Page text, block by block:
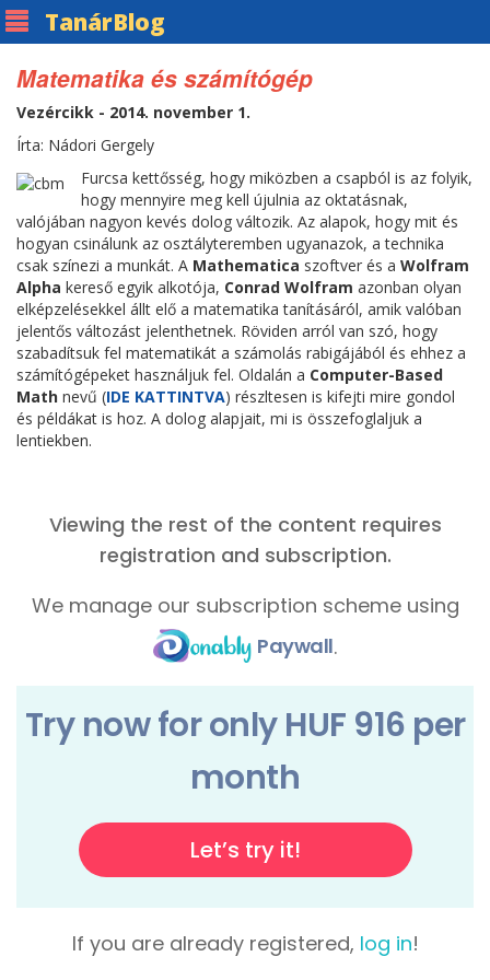
TanárBlog
Matematika és számítógép
Vezércikk - 2014. november 1.
Írta: Nádori Gergely
Furcsa kettősség, hogy miközben a csapból is az folyik,
hogy mennyire meg kell újulnia az oktatásnak,
valójában nagyon kevés dolog változik. Az alapok, hogy mit és
hogyan csinálunk az osztályteremben ugyanazok, a technika
csak színezi a munkát. A Mathematica szoftver és a Wolfram
Alpha kereső egyik alkotója, Conrad Wolfram azonban olyan
elképzelésekkel állt elő a matematika tanításáról, amik valóban
jelentős változást jelenthetnek. Röviden arról van szó, hogy
szabadítsuk fel matematikát a számolás rabigájából és ehhez a
számítógépeket használjuk fel. Oldalán a Computer-Based
Math nevű (IDE KATTINTVA) részltesen is kifejti mire gondol
és példákat is hoz. A dolog alapjait, mi is összefoglaljuk a
lentiekben.